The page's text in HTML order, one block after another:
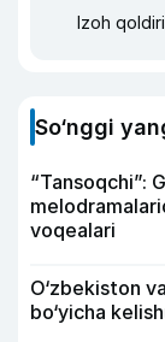
Izoh
So‘nggi
“Tansoqchi”:
voqealari
O‘zbekiston
bo‘yicha